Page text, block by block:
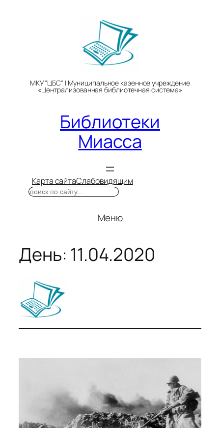
МКУ "ЦБС" | Муниципальное казенное учреждение
«Централизованная библиотечная система»
Библиотеки
Миасса
Карта сайтаСлабовидящим
Поиск
Меню
День: 11.04.2020